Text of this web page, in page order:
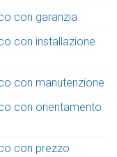
con garanzia
con installazione
con manutenzione
con orientamento
con prezzo